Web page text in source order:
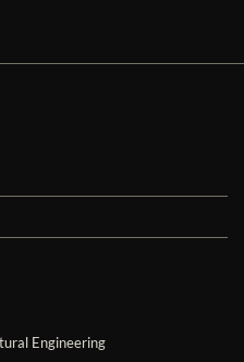
Engineering